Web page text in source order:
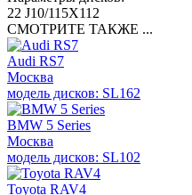
22 J10/115X112
СМОТРИТЕ ТАКЖЕ ...
Audi RS7
Москва
модель дисков: SL162
BMW 5 Series
Москва
модель дисков: SL102
Toyota RAV4